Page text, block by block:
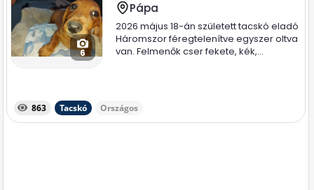
6
Pápa
2026 május 18-án született tacskó eladó
Háromszor féregtelenítve egyszer oltva
van. Felmenők cser fekete, kék,...
863 Tacskó Országos